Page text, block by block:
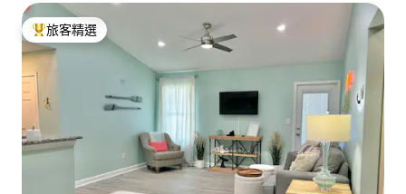
旅客精選榜首
旅客精選